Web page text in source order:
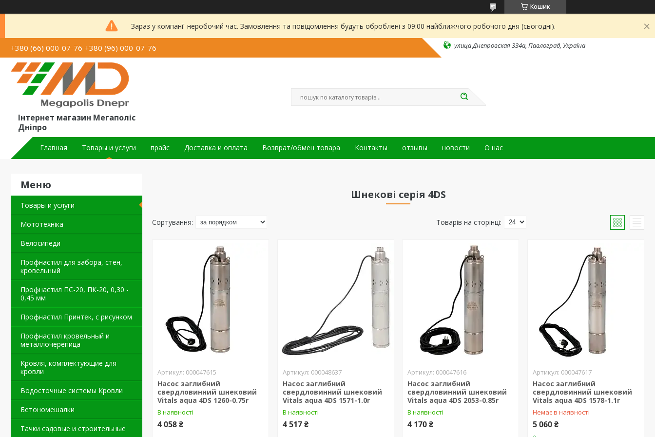
Кошик
Зараз у компанії неробочий час. Замовлення та повідомлення будуть оброблені з 09:00 найближчого робочого дня (сьогодні).
+380 (66) 000-07-76 +380 (96) 000-07-76 улица Днепровская 334а, Павлоград, Україна
Інтернет магазин Мегаполіс
Дніпро
Главная Товары и услуги прайс Доставка и оплата Возврат/обмен товара Контакты отзывы новости О нас
Товары и услуги
Мототехніка
Велосипеди
Профнастил для забора, стен,
кровельный
Профнастил ПС-20, ПК-20, 0,30 -
0,45 мм
Профнастил Принтек, с рисунком
Профнастил кровельный и
металлочерепица
Кровля, комплектующие для
кровли
Водосточные системы Кровли
Бетономешалки
Тачки садовые и строительные
Шнекові серія 4DS
000047615
Насос заглибний
свердловинний шнековий
Vitals aqua 4DS 1260-0.75r
В наявності
4 058 ₴
000048637
Насос заглибний
свердловинний шнековий
Vitals aqua 4DS 1571-1.0r
В наявності
4 517 ₴
000047616
Насос заглибний
свердловинний шнековий
Vitals aqua 4DS 2053-0.85r
В наявності
4 170 ₴
000047617
Насос заглибний
свердловинний шнековий
Vitals aqua 4DS 1578-1.1r
Немає в наявності
5 060 ₴